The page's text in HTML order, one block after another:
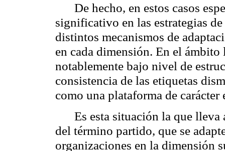
De hecho, en estos casos
significativo en las estrategias
distintos mecanismos de
en cada dimensión. En el
notablemente bajo nivel de
consistencia de las etiquetas
como una plataforma de carácter
Es esta situación la que
del término partido, que se
organizaciones en la dimensión